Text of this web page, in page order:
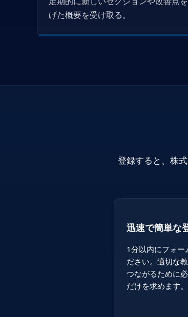
げた概要を受け取る。
登録すると、株
迅速で簡単な
1分以内にフォー
ださい。適切な
つながるために
だけを求めます。